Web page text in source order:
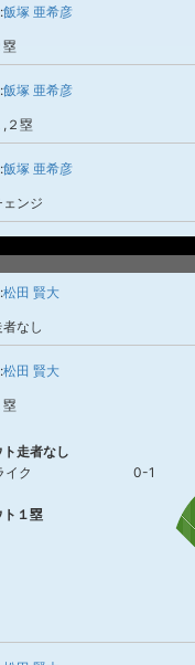
飯塚 亜希彦
塁
飯塚 亜希彦
,２塁
飯塚 亜希彦
ェンジ
松田 賢大
者なし
松田 賢大
塁
ト走者なし
イク 0-1
ト１塁